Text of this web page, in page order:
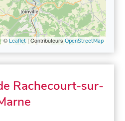
© Leaflet| Contributeurs OpenStreetMap
Rachecourt-sur-